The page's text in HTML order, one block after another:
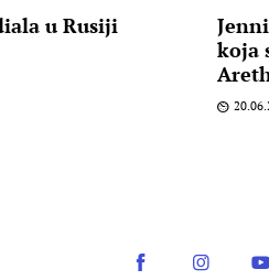
u Rusiji
koja